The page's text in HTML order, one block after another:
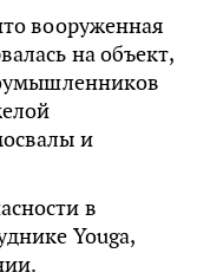
вооруженная
на объект,
и
в
Youga,